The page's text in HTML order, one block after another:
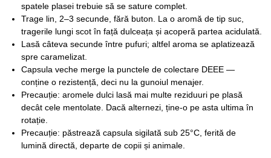
spatele plasei trebuie să se sature complet.
Trage lin, 2–3 secunde, fără buton. La o aromă de tip suc,
tragerile lungi scot în față dulceața și acoperă partea acidulată.
Lasă câteva secunde între pufuri; altfel aroma se aplatizează
spre caramelizat.
Capsula veche merge la punctele de colectare DEEE —
conține o rezistență, deci nu la gunoiul menajer.
Precauție: aromele dulci lasă mai multe reziduuri pe plasă
decât cele mentolate. Dacă alternezi, ține-o pe asta ultima în
rotație.
Precauție: păstrează capsula sigilată sub 25°C, ferită de
lumină directă, departe de copii și animale.